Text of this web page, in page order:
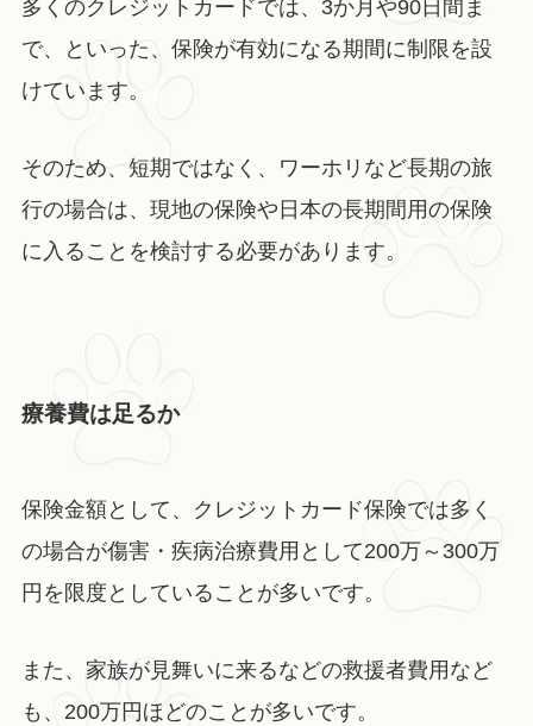
多くのクレジットカードでは、3か月や90日間ま
で、といった、保険が有効になる期間に制限を設
けています。
そのため、短期ではなく、ワーホリなど長期の旅
行の場合は、現地の保険や日本の長期間用の保険
に入ることを検討する必要があります。
療養費は足るか
保険金額として、クレジットカード保険では多く
の場合が傷害・疾病治療費用として200万～300万
円を限度としていることが多いです。
また、家族が見舞いに来るなどの救援者費用など
も、200万円ほどのことが多いです。